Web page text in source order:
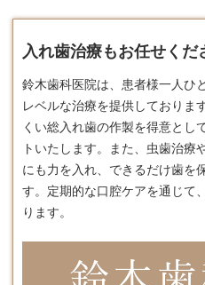
入れ歯治療もお任せく
鈴木歯科医院は、患者様一人ひ
レベルな治療を提供しておりま
くい総入れ歯の作製を得意とし
トいたします。​また、虫歯治療
にも力を入れ、できるだけ歯を
す。​定期的な口腔ケアを通じて
ります。